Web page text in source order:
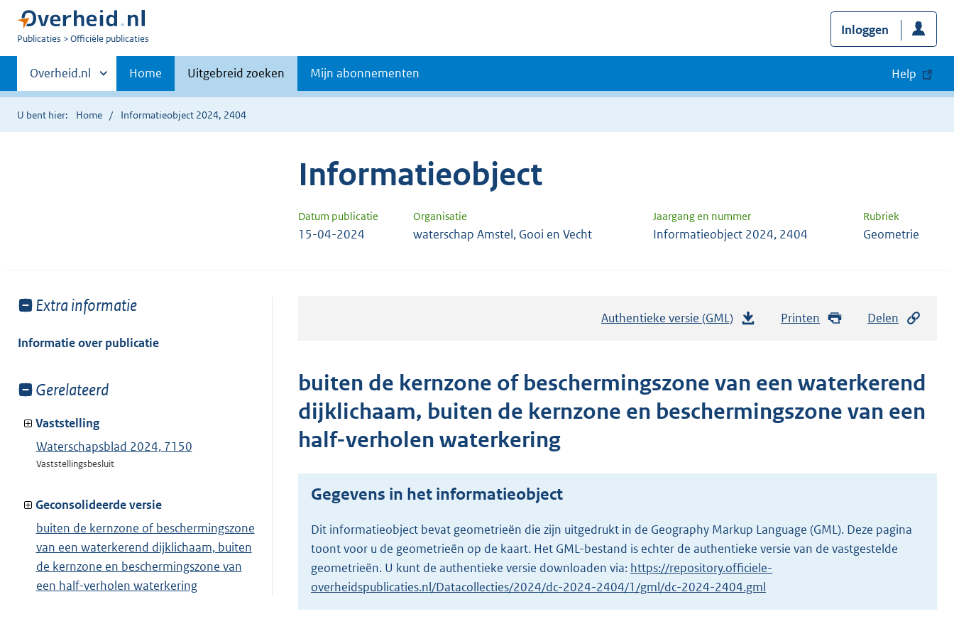
U
Publicaties Officiële publicaties
Inloggen
Primaire
navigatie
Andere
sites
binnen
Overheid.nl Home Uitgebreid zoeken Mijn abonnementen Help
U bent hier: Home Informatieobject 2024, 2404
Informatieobject
Datum publicatie Organisatie Jaargang en nummer Rubriek
15-04-2024 waterschap Amstel, Gooi en Vecht Informatieobject 2024, 2404 Geometrie
Toon
van:
Extra informatie
Informatie over publicatie
Toon
van:
Gerelateerd
Vaststelling
Waterschapsblad 2024, 7150
Vaststellingsbesluit
Geconsolideerde versie
buiten de kernzone of beschermingszone
van een waterkerend dijklichaam, buiten
de kernzone en beschermingszone van
een half-verholen waterkering
Authentieke versie (GML)
t
a
n
g
o
t
t
e
Printen Delen
buiten de kernzone of beschermingszone van een waterkerend
dijklichaam, buiten de kernzone en beschermingszone van een
half-verholen waterkering
Gegevens in het informatieobject
Dit informatieobject bevat geometrieën die zijn uitgedrukt in de Geography Markup Language (GML). Deze pagina
toont voor u de geometrieën op de kaart. Het GML-bestand is echter de authentieke versie van de vastgestelde
geometrieën. U kunt de authentieke versie downloaden via: https://repository.officiele-
overheidspublicaties.nl/Datacollecties/2024/dc-2024-2404/1/gml/dc-2024-2404.gml